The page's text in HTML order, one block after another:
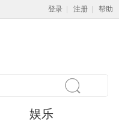
登录 注册 帮助
娱乐